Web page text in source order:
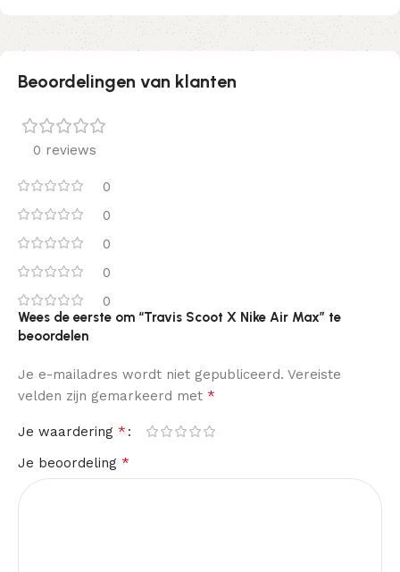
Beoordelingen van klanten
0 reviews
0
0
0
0
0
Wees de eerste om “Travis Scoot X Nike Air Max” te
beoordelen
Je e-mailadres wordt niet gepubliceerd. Vereiste
velden zijn gemarkeerd met *
Je waardering *
Je beoordeling *